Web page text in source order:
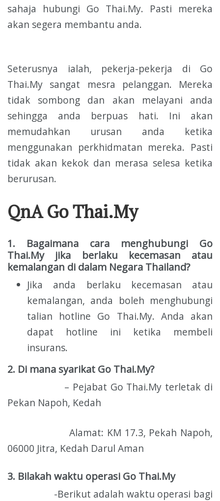
sahaja hubungi Go Thai.My. Pasti mereka
akan segera membantu anda.
Seterusnya ialah, pekerja-pekerja di Go
Thai.My sangat mesra pelanggan. Mereka
tidak sombong dan akan melayani anda
sehingga anda berpuas hati. Ini akan
memudahkan urusan anda ketika
menggunakan perkhidmatan mereka. Pasti
tidak akan kekok dan merasa selesa ketika
berurusan.
QnAGo Thai.My
1. Bagaimana cara menghubungi Go
Thai.My jika berlaku kecemasan atau
kemalangan di dalam Negara Thailand?
Jika anda berlaku kecemasan atau
kemalangan, anda boleh menghubungi
talian hotline Go Thai.My. Anda akan
dapat hotline ini ketika membeli
insurans.
2. Di mana syarikat Go Thai.My?
– Pejabat Go Thai.My terletak di
Pekan Napoh, Kedah
Alamat: KM 17.3, Pekah Napoh,
06000 Jitra, Kedah Darul Aman
3. Bilakah waktu operasi Go Thai.My
-Berikut adalah waktu operasi bagi